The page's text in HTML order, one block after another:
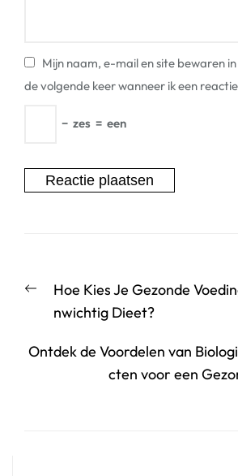
Mijn naam, e-mail en site bewaren
de volgende keer wanneer ik een
− zes = een
Vorige
bericht:
Hoe Kies Je Gezonde
nwichtig Dieet?
Ontdek de Voordelen van
cten voor een